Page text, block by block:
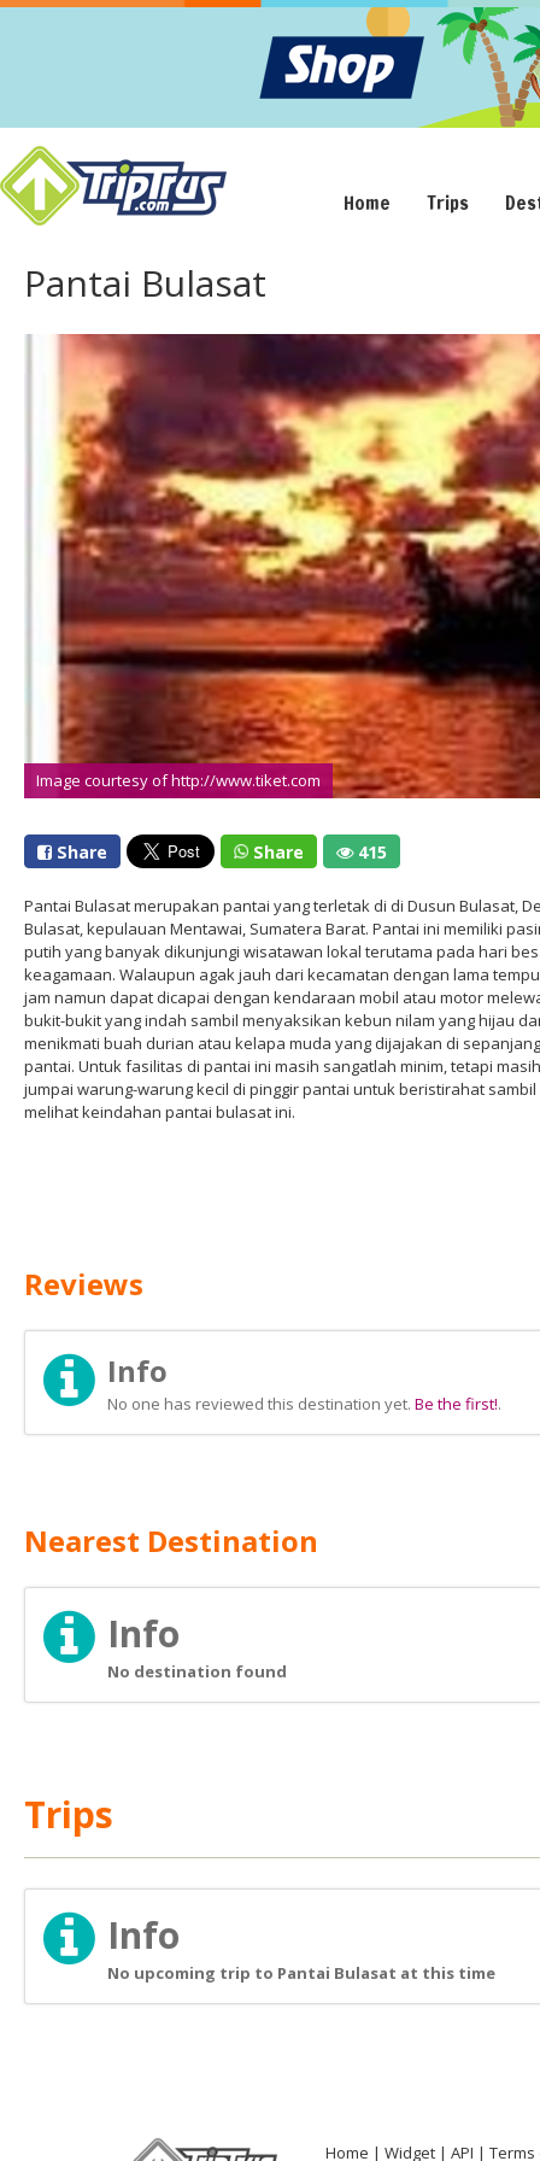
Home Trips
Pantai Bulasat
Image courtesy of http://www.tiket.com
Share Share 415
Pantai Bulasat merupakan pantai yang terletak di di Dusun Bulasat,
Bulasat, kepulauan Mentawai, Sumatera Barat. Pantai ini memiliki
putih yang banyak dikunjungi wisatawan lokal terutama pada hari
keagamaan. Walaupun agak jauh dari kecamatan dengan lama
jam namun dapat dicapai dengan kendaraan mobil atau motor
bukit-bukit yang indah sambil menyaksikan kebun nilam yang hijau
menikmati buah durian atau kelapa muda yang dijajakan di sepanjang
pantai. Untuk fasilitas di pantai ini masih sangatlah minim, tetapi
jumpai warung-warung kecil di pinggir pantai untuk beristirahat sambil
melihat keindahan pantai bulasat ini.
Reviews
Info
No one has reviewed this destination yet. Be the first!.
Nearest Destination
Info
No destination found
Trips
Info
No upcoming trip to Pantai Bulasat at this time
Home Widget API Terms